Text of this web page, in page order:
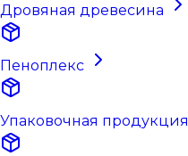
Дровяная древесина
Пеноплекс
Упаковочная продукция